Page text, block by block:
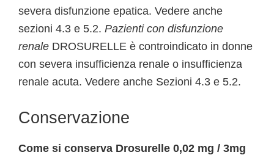
severa disfunzione epatica. Vedere anche
sezioni 4.3 e 5.2. Pazienti con disfunzione
renale DROSURELLE è controindicato in donne
con severa insufficienza renale o insufficienza
renale acuta. Vedere anche Sezioni 4.3 e 5.2.
Conservazione
Come si conserva Drosurelle 0,02 mg / 3mg